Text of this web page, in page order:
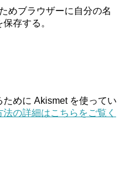
めブラウザーに自分の名
存する。
めに Akismet を使ってい
の詳細はこちらをご覧く